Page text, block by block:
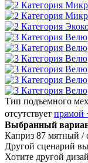
Тип подъемного
отсутствует прямой
Выбранный
Каприз 87 мятный /
Другой сценарий
Хотите другой